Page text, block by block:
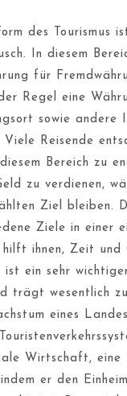
des Tourismus
In diesem
für
Regel eine
sowie andere
Viele Reisende
Bereich zu
zu verdienen,
Ziel bleiben.
Ziele in einer
hilft ihnen, Zeit und
ist ein sehr
trägt wesentlich
eines
Wirtschaft, eine
er den